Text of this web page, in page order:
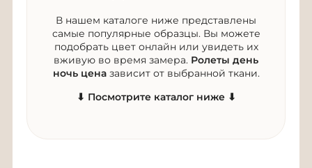
В нашем каталоге ниже представлены
самые популярные образцы. Вы можете
подобрать цвет онлайн или увидеть их
вживую во время замера. Ролеты день
ночь ценазависит от выбранной ткани.
⬇ Посмотрите каталог ниже ⬇